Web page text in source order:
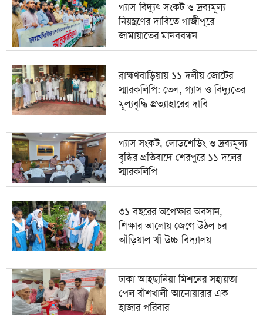
গ্যাস-বিদ্যুৎ সংকট ও দ্রব্যমূল্য
নিয়ন্ত্রণের দাবিতে গাজীপুরে
জামায়াতের মানববন্ধন
ব্রাহ্মণবাড়িয়ায় ১১ দলীয় জোটের
স্মারকলিপি: তেল, গ্যাস ও বিদ্যুতের
মূল্যবৃদ্ধি প্রত্যাহারের দাবি
গ্যাস সংকট, লোডশেডিং ও দ্রব্যমূল্য
বৃদ্ধির প্রতিবাদে শেরপুরে ১১ দলের
স্মারকলিপি
৩১ বছরের অপেক্ষার অবসান,
শিক্ষার আলোয় জেগে উঠল চর
আঁড়িয়াল খাঁ উচ্চ বিদ্যালয়
ঢাকা আহ্ছানিয়া মিশনের সহায়তা
পেল বাঁশখালী-আনোয়ারার এক
হাজার পরিবার